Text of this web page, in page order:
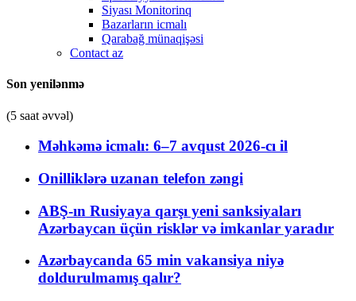
Siyası Monitorinq
Bazarların icmalı
Qarabağ münaqişəsi
Contact az
Son yenilənmə
(5 saat əvvəl)
Məhkəmə icmalı: 6–7 avqust 2026-cı il
Onilliklərə uzanan telefon zəngi
ABŞ-ın Rusiyaya qarşı yeni sanksiyaları
Azərbaycan üçün risklər və imkanlar yaradır
Azərbaycanda 65 min vakansiya niyə
doldurulmamış qalır?